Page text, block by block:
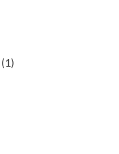
(1)